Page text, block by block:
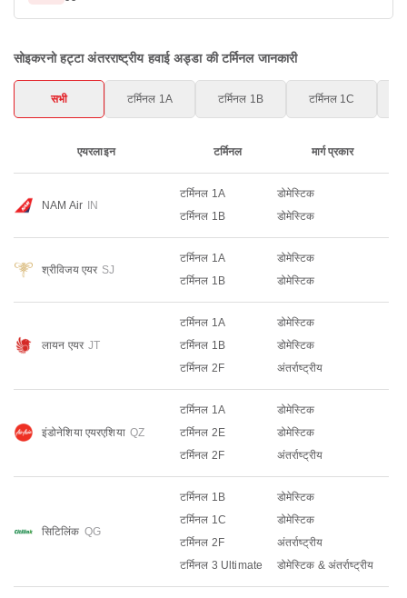
सोइकरनो हट्टा अंतरराष्ट्रीय हवाई अड्डा की टर्मिनल जानकारी
सभी टर्मिनल 1A टर्मिनल 1B टर्मिनल 1C
एयरलाइन टर्मिनल मार्ग प्रकार
NAM Air IN
टर्मिनल 1A
टर्मिनल 1B
डोमेस्टिक
डोमेस्टिक
श्रीविजय एयर SJ
टर्मिनल 1A
टर्मिनल 1B
डोमेस्टिक
डोमेस्टिक
लायन एयर JT
टर्मिनल 1A
टर्मिनल 1B
टर्मिनल 2F
डोमेस्टिक
डोमेस्टिक
अंतर्राष्ट्रीय
इंडोनेशिया एयरएशिया QZ
टर्मिनल 1A
टर्मिनल 2E
टर्मिनल 2F
डोमेस्टिक
डोमेस्टिक
अंतर्राष्ट्रीय
सिटिलिंक QG
टर्मिनल 1B
टर्मिनल 1C
टर्मिनल 2F
टर्मिनल 3 Ultimate
डोमेस्टिक
डोमेस्टिक
अंतर्राष्ट्रीय
डोमेस्टिक & अंतर्राष्ट्रीय